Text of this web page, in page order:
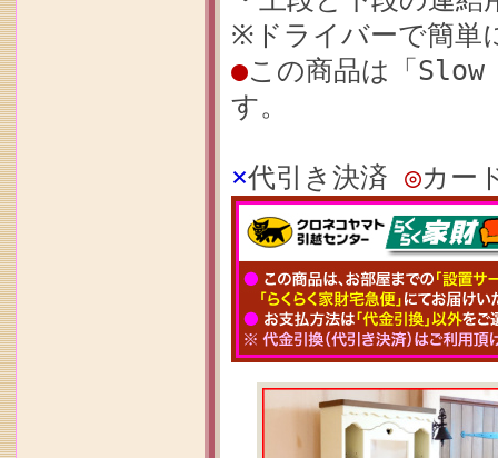
※ドライバーで簡単
●この商品は「
す。
×代引き決済 ◎カー